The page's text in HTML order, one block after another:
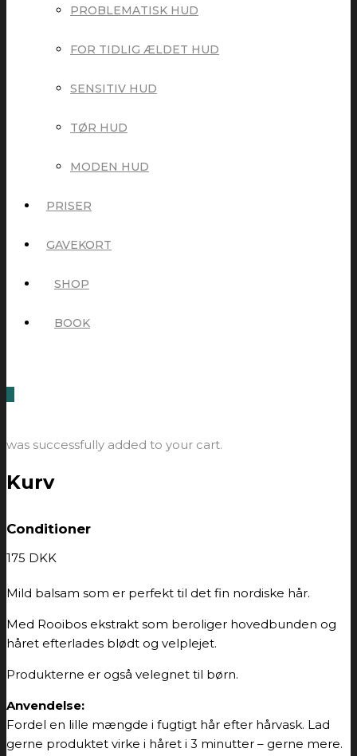
PROBLEMATISK HUD
FOR TIDLIG ÆLDET HUD
SENSITIV HUD
TØR HUD
MODEN HUD
PRISER
GAVEKORT
SHOP
BOOK
was successfully added to your cart.
Kurv
Conditioner
175 DKK
Mild balsam som er perfekt til det fin nordiske hår.
Med Rooibos ekstrakt som beroliger hovedbunden og
håret efterlades blødt og velplejet.
Produkterne er også velegnet til børn.
Anvendelse:
Fordel en lille mængde i fugtigt hår efter hårvask. Lad
gerne produktet virke i håret i 3 minutter – gerne mere.